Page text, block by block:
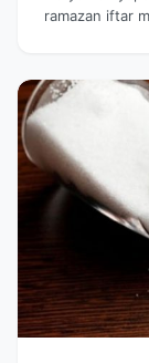
ramazan iftar